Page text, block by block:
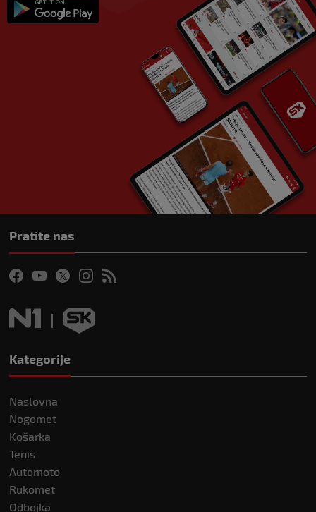
Pratite nas
Kategorije
Naslovna
Nogomet
Košarka
Tenis
Automoto
Rukomet
Odbojka